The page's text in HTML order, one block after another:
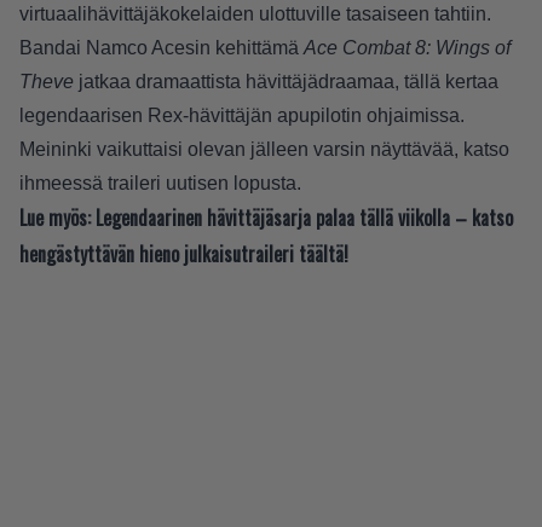
virtuaalihävittäjäkokelaiden ulottuville tasaiseen tahtiin.
Bandai Namco Acesin kehittämä Ace Combat 8: Wings of
Theve jatkaa dramaattista hävittäjädraamaa, tällä kertaa
legendaarisen Rex-hävittäjän apupilotin ohjaimissa.
Meininki vaikuttaisi olevan jälleen varsin näyttävää, katso
ihmeessä traileri uutisen lopusta.
Lue myös: Legendaarinen hävittäjäsarja palaa tällä viikolla – katso
hengästyttävän hieno julkaisutraileri täältä!